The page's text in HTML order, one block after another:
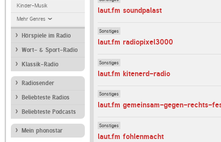
Kinder-Musik
Mehr Genres
Hörspiele im Radio
Wort- & Sport-Radio
Klassik-Radio
Radiosender
Beliebteste Radios
Beliebteste Podcasts
Mein phonostar
laut.fm soundpalast
Sonstiges
laut.fm radiopixel3000
Sonstiges
laut.fm kitenerd-radio
Sonstiges
laut.fm gemeinsam-gegen-rechts-
Sonstiges
laut.fm fohlenmacht